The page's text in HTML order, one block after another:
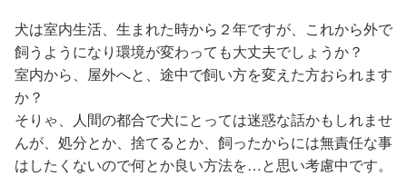
犬は室内生活、生まれた時から２年ですが、これから外で
飼うようになり環境が変わっても大丈夫でしょうか？
室内から、屋外へと、途中で飼い方を変えた方おられます
か？
そりゃ、人間の都合で犬にとっては迷惑な話かもしれませ
んが、処分とか、捨てるとか、飼ったからには無責任な事
はしたくないので何とか良い方法を…と思い考慮中です。